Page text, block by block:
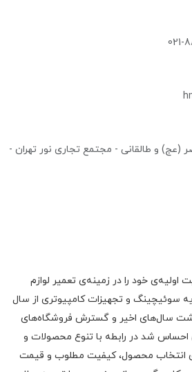
021-
(عج) و طالقانی - مجتمع تجاری نور تهران -
اولیه‌ی خود را در زمینه‌‌ی تعمیر لوازم
سوئیچینگ و تجهیزات کامپیوتری از سال
گذشت سال‌های اخیر و گسترش فروشگاه‌های
احساس شد در رابطه با تنوع محصولات و
انتخاب محصول، کیفیت مطلوب و قیمت